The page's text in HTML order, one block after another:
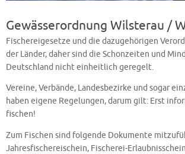
Gewässerordnung Wilsterau /
Fischereigesetze und die dazugehörigen
der Länder, daher sind die Schonzeiten und
Deutschland nicht einheitlich geregelt.
Vereine, Verbände, Landesbezirke und sogar
haben eigene Regelungen, darum gilt: Erst
fischen!
Zum Fischen sind folgende Dokumente
Jahresfischereischein, Fischerei-